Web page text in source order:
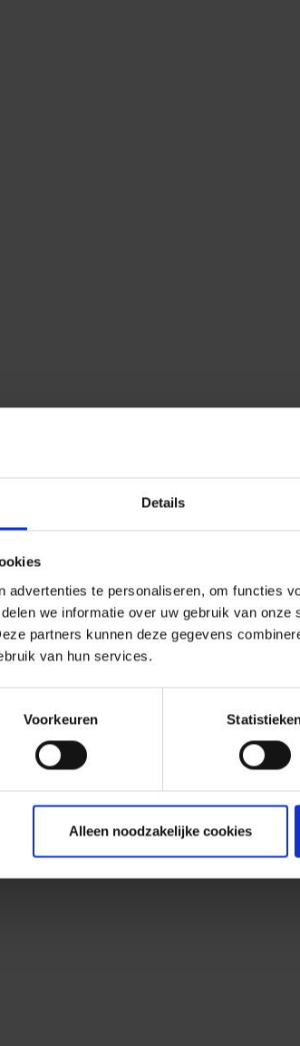
Details
advertenties te personaliseren, om functies
we informatie over uw gebruik van
partners kunnen deze gegevens
van hun services.
Voorkeuren
Alleen noodzakelijke cookies